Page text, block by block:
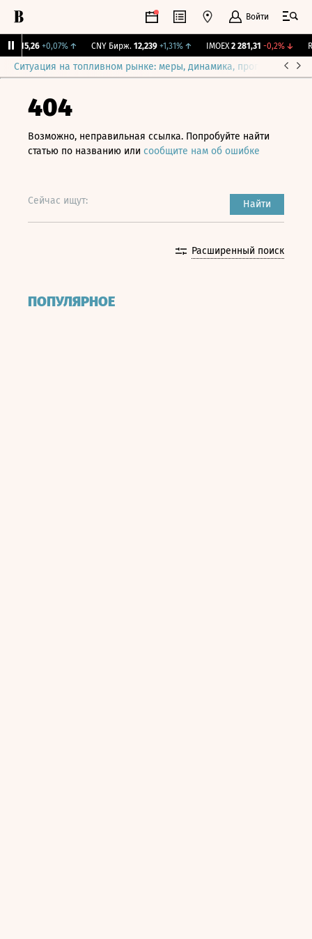
Войти
115,26 +0,07%↑ CNY Бирж. 12,239 +1,31% ↑ IMOEX 2 281,31 -0,2%↓
Ситуация на топливном рынке: меры, динамика, прогнозы
404
Возможно, неправильная ссылка. Попробуйте найти
статью по названию или сообщите нам об ошибке
Сейчас ищут: Найти
Расширенный поиск
ПОПУЛЯРНОЕ